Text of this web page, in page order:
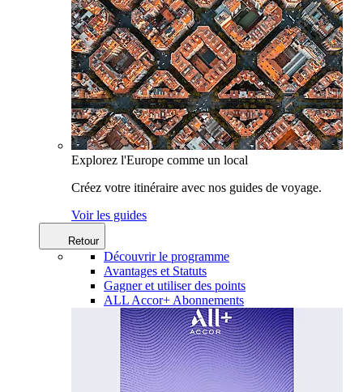
Explorez l'Europe comme un local
Créez votre itinéraire avec nos guides de voyage.
Voir les guides
Retour
Découvrir le programme
Avantages et Statuts
Gagner et utiliser des points
ALL Accor+ Abonnements